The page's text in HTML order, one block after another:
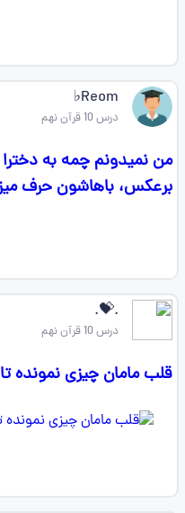
Reom♭
درس 10 قرآن نهم
من نمیدونم چمه به
برعکس، باهاشون حرف
.💝.
درس 10 قرآن نهم
قلب مامان چیزی نمونده تا